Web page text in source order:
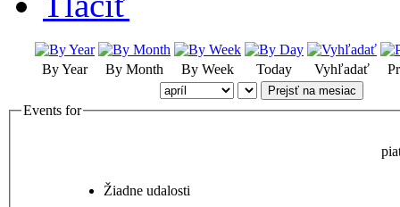
By Year By Month By Week Today Vyhľadať
Prejsť na mesiac
Events for
Žiadne udalosti